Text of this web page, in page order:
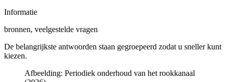
Informatie
bronnen, veelgestelde vragen
De belangrijkste antwoorden staan gegroepeerd zodat u sneller kunt
kiezen.
Afbeelding: Periodiek onderhoud van het rookkanaal